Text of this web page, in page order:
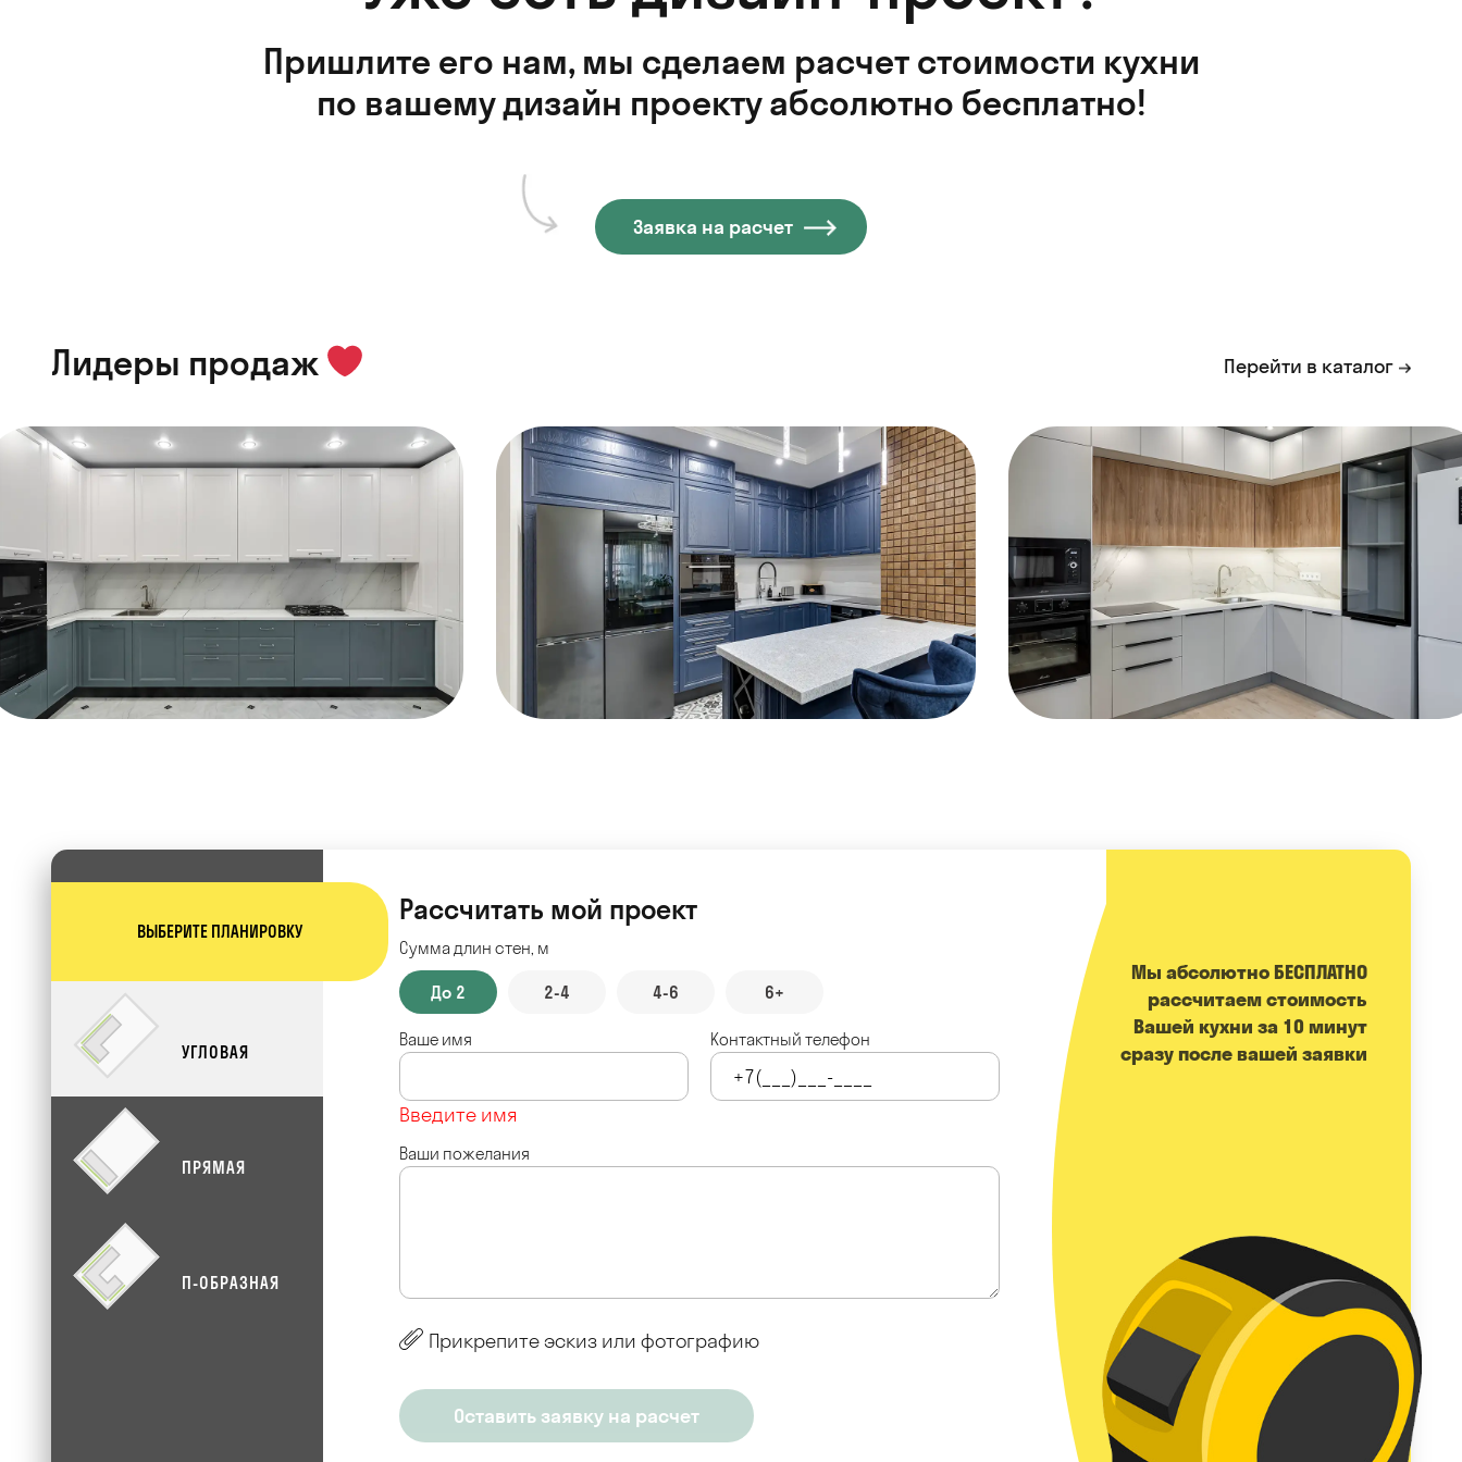
Пришлите его нам, мы сделаем расчет стоимости кухни
по вашему дизайн проекту абсолютно бесплатно!
Заявка на расчет
Лидеры продаж Перейти в каталог
ВЫБЕРИТЕ ПЛАНИРОВКУ
УГЛОВАЯ
ПРЯМАЯ
П-ОБРАЗНАЯ
Рассчитать мой проект
Сумма длин стен, м
До 2 2-4 4-6 6+
Ваше имя
Введите имя
Контактный телефон
Ваши пожелания
Прикрепите эскиз или фотографию
Мы абсолютно БЕСПЛАТНО
расcчитаем стоимость
Вашей кухни за 10 минут
сразу после вашей заявки